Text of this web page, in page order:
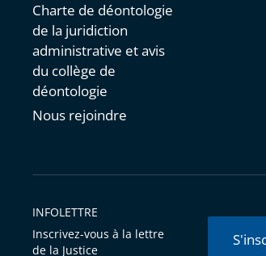
Charte de déontologie
de la juridiction
administrative et avis
du collège de
déontologie
Nous rejoindre
INFOLETTRE
Inscrivez-vous à la lettre
de la Justice